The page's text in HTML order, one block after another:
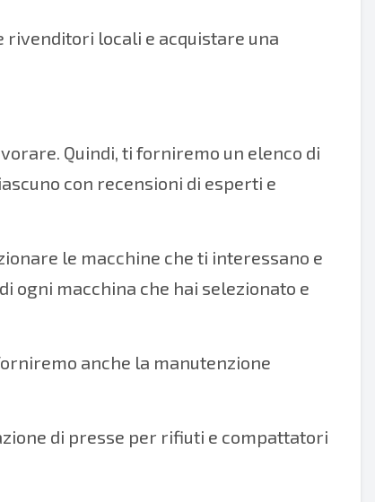
rivenditori locali e acquistare una
Quindi, ti forniremo un elenco di
con recensioni di esperti e
le macchine che ti interessano e
ogni macchina che hai selezionato e
anche la manutenzione
di presse per rifiuti e compattatori